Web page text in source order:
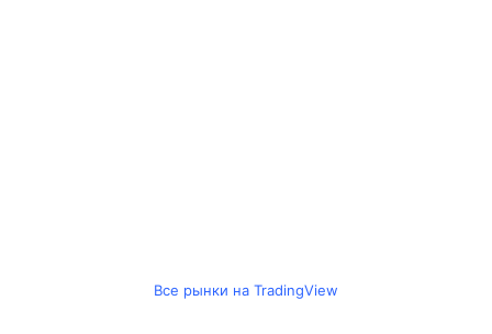
Все рынки на TradingView